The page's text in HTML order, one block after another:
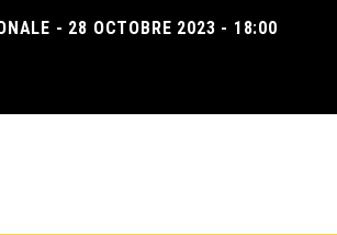
- 28 OCTOBRE 2023 - 18:00